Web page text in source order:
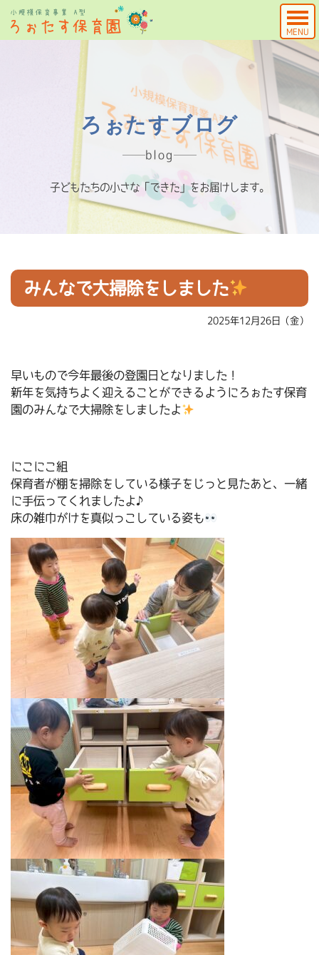
MENU
ろぉたすブログ
blog
子どもたちの小さな「できた」をお届けします。
みんなで大掃除をしました
2025年12月26日（金）
早いもので今年最後の登園日となりました！
新年を気持ちよく迎えることができるようにろぉたす保育
園のみんなで大掃除をしましたよ
にこにこ組
保育者が棚を掃除をしている様子をじっと見たあと、一緒
に手伝ってくれましたよ♪
床の雑巾がけを真似っこしている姿も